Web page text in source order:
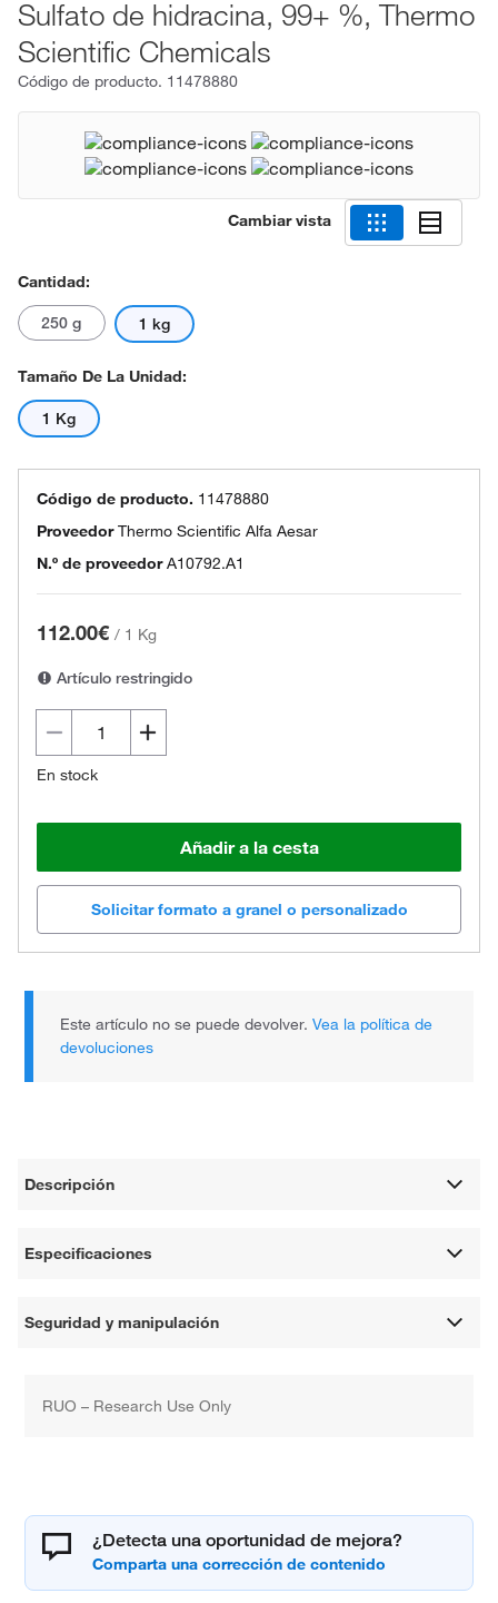
Sulfato de hidracina, 99+ %, Thermo
Scientific Chemicals
Código de producto. 11478880
Cambiar vista
Cantidad:
250 g 1 kg
Tamaño De La Unidad:
1 Kg
Código de producto. 11478880
ProveedorThermo Scientific Alfa Aesar
N.º de proveedor A10792.A1
112.00€ / 1 Kg
Artículo restringido
En stock
Añadir a la cesta
Solicitar formato a granel o personalizado
Este artículo no se puede devolver.Vea la política de
devoluciones
Descripción
Especificaciones
Seguridad y manipulación
RUO – Research Use Only
¿Detecta una oportunidad de mejora?